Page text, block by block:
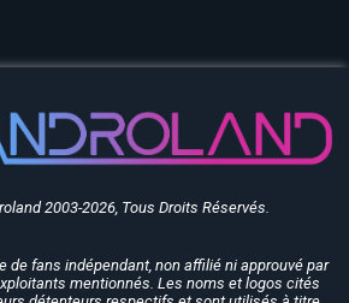
2003-2026, Tous Droits Réservés.
de fans indépendant, non affilié ni approuvé par
mentionnés. Les noms et logos cités